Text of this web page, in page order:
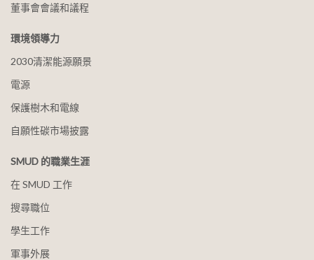
董事會會議和議程
環境領導力
2030清潔能源願景
電源
保護樹木和電線
自願性碳市場披露
SMUD 的職業生涯
在 SMUD 工作
搜尋職位
學生工作
軍事外展